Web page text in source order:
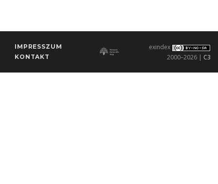
IMPRESSZUM
KONTAKT
exindex
2000–2026 | C3